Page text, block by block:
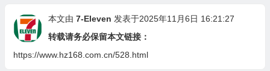
本文由 7-Eleven 发表于2025年11月6日 16:21:27
转载请务必保留本文链接：
https://www.hz168.com.cn/528.html